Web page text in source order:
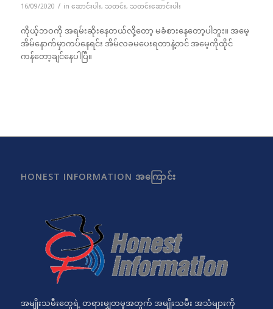
16/09/2020 / in ဆောင်းပါး, သတင်း, သတင်းဆောင်းပါး
ကိုယ့်ဘဝကို အရမ်းဆိုးနေတယ်လို့တော့ မခံစားနေတော့ပါဘူး။ အမေ့
အိမ်နောက်မှာကပ်နေရင်း အိမ်လခမပေးရတာနဲ့တင် အမေ့ကိုထိုင်
ကန်တော့ချင်နေပါပြီ။
HONEST INFORMATION အကြောင်း
အမျိုးသမီးတွေရဲ့ တရားမျှတမှုအတွက် အမျိုးသမီး အသံများကို